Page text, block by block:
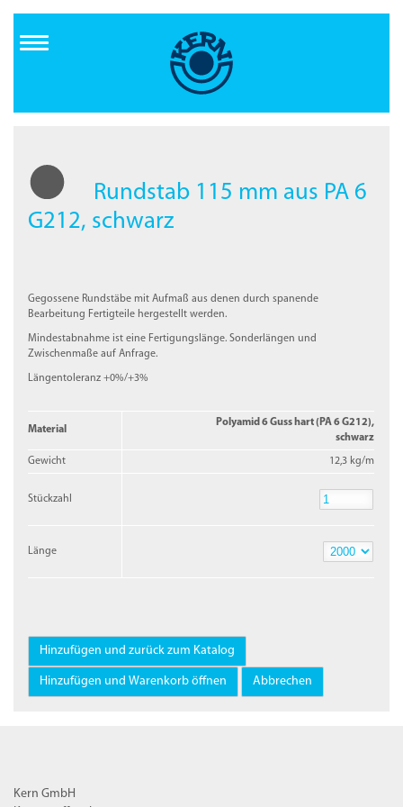
Inhalt
Rundstab 115 mm aus PA 6
G212, schwarz
Gegossene Rundstäbe mit Aufmaß aus denen durch spanende
Bearbeitung Fertigteile hergestellt werden.
Mindestabnahme ist eine Fertigungslänge. Sonderlängen und
Zwischenmaße auf Anfrage.
Längentoleranz +0%/+3%
Material
Polyamid 6 Guss hart (PA 6 G212),
schwarz
Gewicht 12,3 kg/m
Stückzahl
Länge
Kern GmbH